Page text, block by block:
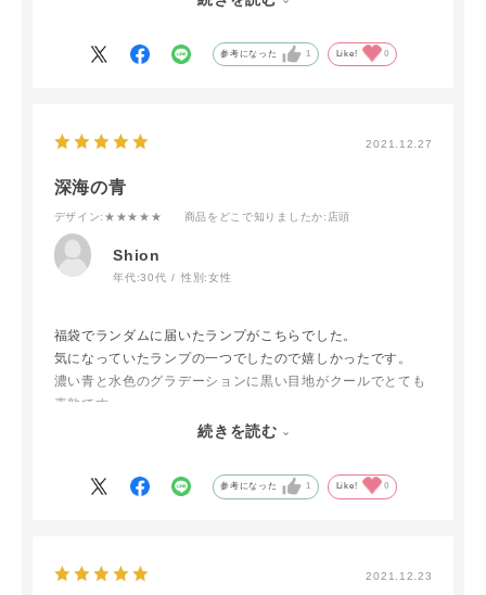
た以上に香りが広がって、大満足です！
参考になった 1 Like! 0
2021.12.27
深海の青
デザイン:★★★★★ 商品をどこで知りましたか:店頭
Shion
年代:30代 性別:女性
福袋でランダムに届いたランプがこちらでした。
気になっていたランプの一つでしたので嬉しかったです。
濃い青と水色のグラデーションに黒い目地がクールでとても
素敵です。
存在感のある佇まいなのでインテリアとしてもおすすめで
続きを読む
参考になった 1 Like! 0
2021.12.23